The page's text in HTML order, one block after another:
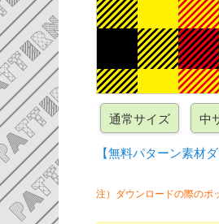
【無料パターン素材
注）ダウンロードの際のポ